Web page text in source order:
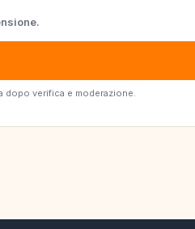
dopo verifica e moderazione.